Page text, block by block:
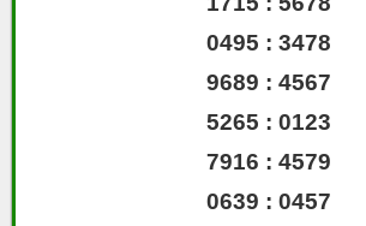
0495 : 3478
9689 : 4567
5265 : 0123
7916 : 4579
0639 : 0457